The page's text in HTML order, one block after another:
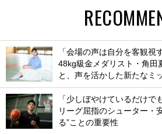
「会場の声は自分を客観視
48kg級金メダリスト・角田
と、声を活かした新たなミ
「少しぼやけているだけで
リーグ屈指のシューター・
る”ことの重要性